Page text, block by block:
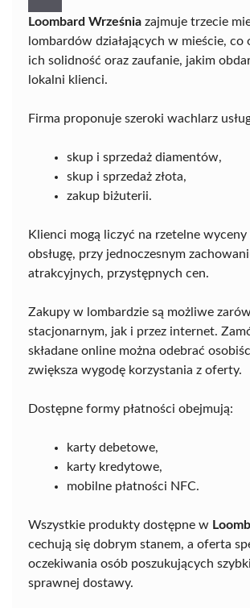
Loombard Września zajmuje trzecie
lombardów działających w mieście, co
ich solidność oraz zaufanie, jakim
lokalni klienci.
Firma proponuje szeroki wachlarz
skup i sprzedaż diamentów,
skup i sprzedaż złota,
zakup biżuterii.
Klienci mogą liczyć na rzetelne wyceny
obsługę, przy jednoczesnym
atrakcyjnych, przystępnych cen.
Zakupy w lombardzie są możliwe
stacjonarnym, jak i przez internet.
składane online można odebrać
zwiększa wygodę korzystania z oferty.
Dostępne formy płatności obejmują:
karty debetowe,
karty kredytowe,
mobilne płatności NFC.
Wszystkie produkty dostępne w
cechują się dobrym stanem, a oferta
oczekiwania osób poszukujących
sprawnej dostawy.